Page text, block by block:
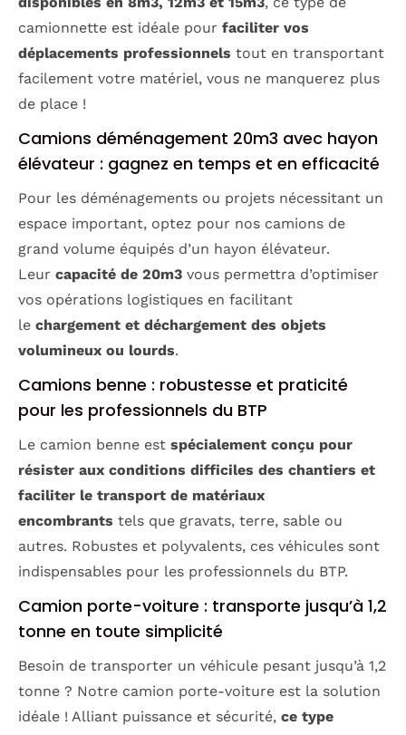
camionnette est idéale pour faciliter vos
déplacements professionnels tout en transportant
facilement votre matériel, vous ne manquerez plus
de place !
Camions déménagement 20m3 avec hayon
élévateur : gagnez en temps et en efficacité
Pour les déménagements ou projets nécessitant un
espace important, optez pour nos camions de
grand volume équipés d’un hayon élévateur.
Leur capacité de 20m3 vous permettra d’optimiser
vos opérations logistiques en facilitant
le chargement et déchargement des objets
volumineux ou lourds.
Camions benne : robustesse et praticité
pour les professionnels du BTP
Le camion benne est spécialement conçu pour
résister aux conditions difficiles des chantiers et
faciliter le transport de matériaux
encombrants tels que gravats, terre, sable ou
autres. Robustes et polyvalents, ces véhicules sont
indispensables pour les professionnels du BTP.
Camion porte-voiture : transporte jusqu’à 1,2
tonne en toute simplicité
Besoin de transporter un véhicule pesant jusqu’à 1,2
tonne ? Notre camion porte-voiture est la solution
idéale ! Alliant puissance et sécurité, ce type